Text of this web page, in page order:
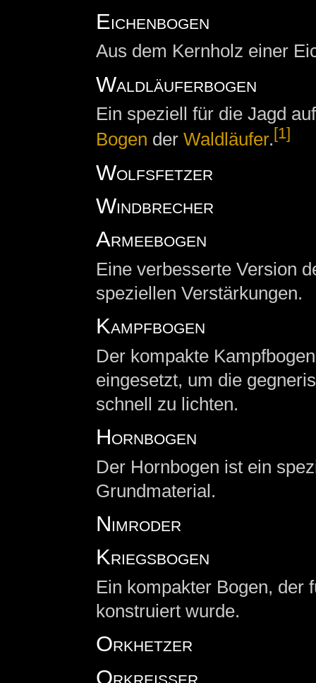
Eichenbogen
Aus dem Kernholz einer
Waldläuferbogen
Ein speziell für die Jagd
Bogen der Waldläufer. [1]
Wolfsfetzer
Windbrecher
Armeebogen
Eine verbesserte Version
speziellen Verstärkungen.
Kampfbogen
Der kompakte
eingesetzt, um die
schnell zu lichten.
Hornbogen
Der Hornbogen ist ein
Grundmaterial.
Nimroder
Kriegsbogen
Ein kompakter Bogen, der
konstruiert wurde.
Orkhetzer
Orkreißer